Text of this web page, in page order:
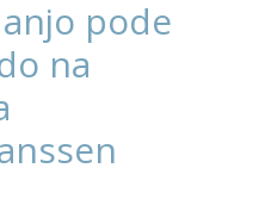
pode
na